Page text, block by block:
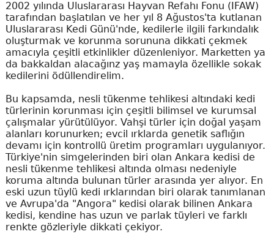
2002 yılında Uluslararası Hayvan Refahı Fonu (IFAW)
tarafından başlatılan ve her yıl 8 Ağustos'ta kutlanan
Uluslararası Kedi Günü'nde, kedilerle ilgili farkındalık
oluşturmak ve korunma sorununa dikkati çekmek
amacıyla çeşitli etkinlikler düzenleniyor. Marketten ya
da bakkaldan alacağınz yaş mamayla özellikle sokak
kedilerini ödüllendirelim.
Bu kapsamda, nesli tükenme tehlikesi altındaki kedi
türlerinin korunması için çeşitli bilimsel ve kurumsal
çalışmalar yürütülüyor. Vahşi türler için doğal yaşam
alanları korunurken; evcil ırklarda genetik saflığın
devamı için kontrollü üretim programları uygulanıyor.
Türkiye'nin simgelerinden biri olan Ankara kedisi de
nesli tükenme tehlikesi altında olması nedeniyle
koruma altında bulunan türler arasında yer alıyor. En
eski uzun tüylü kedi ırklarından biri olarak tanımlanan
ve Avrupa'da "Angora" kedisi olarak bilinen Ankara
kedisi, kendine has uzun ve parlak tüyleri ve farklı
renkte gözleriyle dikkati çekiyor.